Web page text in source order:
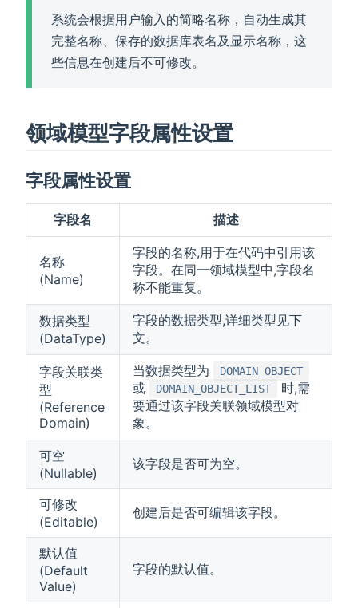
系统会根据用户输入的简略名称，自动生成其
完整名称、保存的数据库表名及显示名称，这
些信息在创建后不可修改。
领域模型字段属性设置
字段属性设置
字段名 描述
名称
(Name)
字段的名称,用于在代码中引用该
字段。在同一领域模型中,字段名
称不能重复。
数据类型
(DataType)
字段的数据类型,详细类型见下
文。
字段关联类
型
(Reference
Domain)
当数据类型为 DOMAIN_OBJECT
或 DOMAIN_OBJECT_LIST
时,需
要通过该字段关联领域模型对
象。
可空
(Nullable)
该字段是否可为空。
可修改
(Editable)
创建后是否可编辑该字段。
默认值
(Default
Value)
字段的默认值。